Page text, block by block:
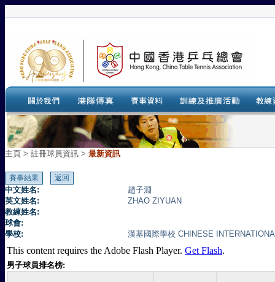
主頁 > 註冊球員資訊 > 最新資訊
中文姓名:
趙子淵
英文姓名:
ZHAO ZIYUAN
教練姓名:
球會:
學校:
漢基國際學校 CHINESE
This content requires the Adobe Flash Player. Get Flash.
男子球員排名榜: